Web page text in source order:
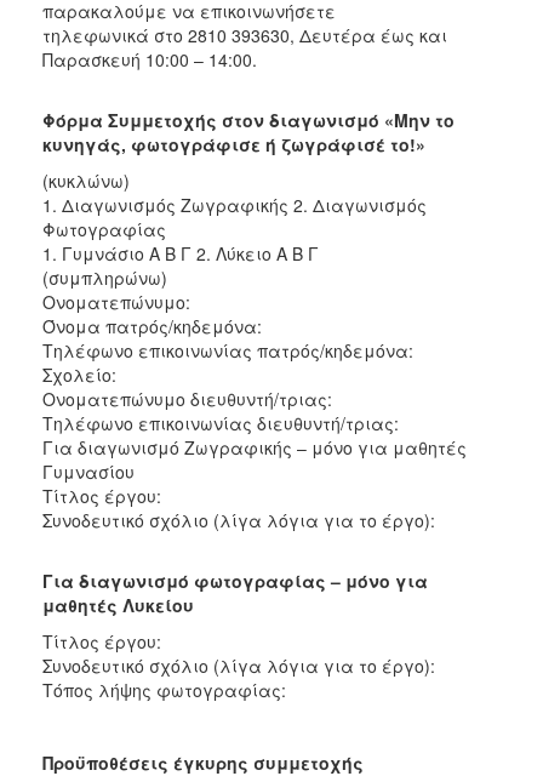
παρακαλούμε να επικοινωνήσετε
τηλεφωνικά στο 2810 393630, Δευτέρα έως και
Παρασκευή 10:00 – 14:00.
Φόρμα Συμμετοχής στον διαγωνισμό «Μην το
κυνηγάς, φωτογράφισε ή ζωγράφισέ το!»
(κυκλώνω)
1. Διαγωνισμός Ζωγραφικής 2. Διαγωνισμός
Φωτογραφίας
1. Γυμνάσιο Α Β Γ 2. Λύκειο Α Β Γ
(συμπληρώνω)
Ονοματεπώνυμο:
Όνομα πατρός/κηδεμόνα:
Τηλέφωνο επικοινωνίας πατρός/κηδεμόνα:
Σχολείο:
Ονοματεπώνυμο διευθυντή/τριας:
Τηλέφωνο επικοινωνίας διευθυντή/τριας:
Για διαγωνισμό Ζωγραφικής – μόνο για μαθητές
Γυμνασίου
Τίτλος έργου:
Συνοδευτικό σχόλιο (λίγα λόγια για το έργο):
Για διαγωνισμό φωτογραφίας – μόνο για
μαθητές Λυκείου
Τίτλος έργου:
Συνοδευτικό σχόλιο (λίγα λόγια για το έργο):
Τόπος λήψης φωτογραφίας:
Προϋποθέσεις έγκυρης συμμετοχής